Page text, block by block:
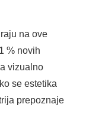
na ove
% novih
vizualno
se estetika
prepoznaje